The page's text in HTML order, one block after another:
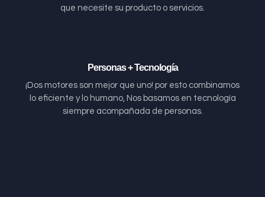
que necesite su producto o servicios.
Personas + Tecnología
¡Dos motores son mejor que uno! por esto combinamos
lo eficiente y lo humano, Nos basamos en tecnología
siempre acompañada de personas.